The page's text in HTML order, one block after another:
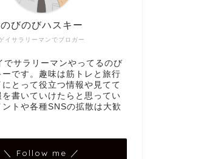
イサラリーマンでブロガー
のびのびハスキー
でサラリーマンやってるのび
です。趣味は筋トレと旅行
にとって役立つ情報や見てて
書いていけたらと思ってい
ントや各種SNSの拡散は大歓
＼ Follow me ／